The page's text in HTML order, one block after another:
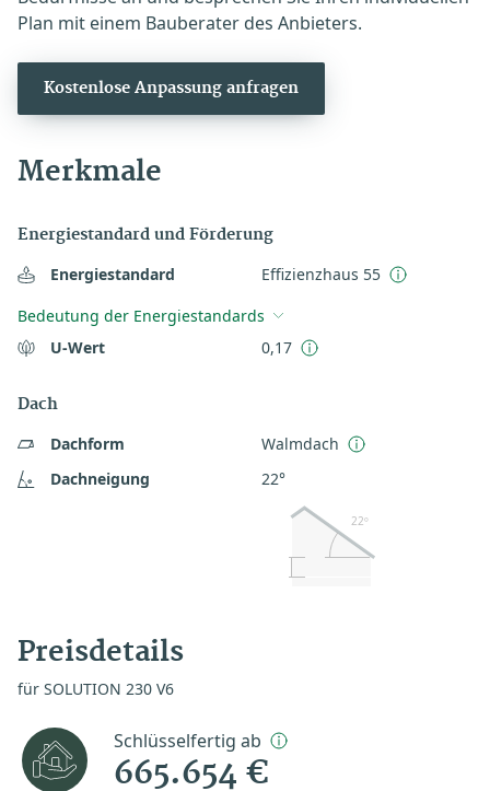
Plan mit einem Bauberater des Anbieters.
Kostenlose Anpassung anfragen
Merkmale
Energiestandard und Förderung
Energiestandard
Effizienzhaus 55
Bedeutung der Energiestandards
U-Wert
0,17
Dach
Dachform
Walmdach
Dachneigung
22°
22º
Preisdetails
für SOLUTION 230 V6
Schlüsselfertig ab
665.654 €